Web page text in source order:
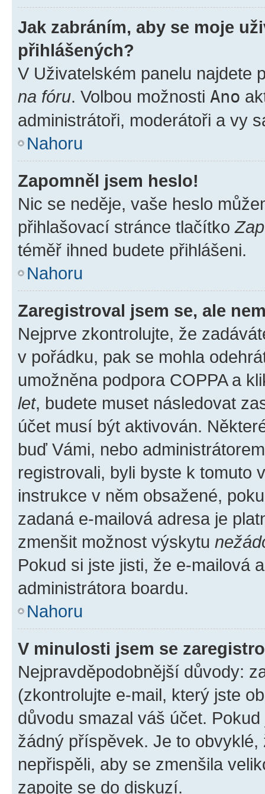
Jak zabráním, aby se moje
přihlášených?
V Uživatelském panelu najdete
na fóru. Volbou možnosti Ano
administrátoři, moderátoři a vy
Nahoru
Zapomněl jsem heslo!
Nic se neděje, vaše heslo
přihlašovací stránce tlačítko
téměř ihned budete přihlášeni.
Nahoru
Zaregistroval jsem se, ale
Nejprve zkontrolujte, že
v pořádku, pak se mohla
umožněna podpora COPPA a
let, budete muset následovat
účet musí být aktivován.
buď Vámi, nebo
registrovali, byli byste k tomuto
instrukce v něm obsažené,
zadaná e-mailová adresa je
zmenšit možnost výskytu
Pokud si jste jisti, že e-mailová
administrátora boardu.
Nahoru
V minulosti jsem se
Nejpravděpodobnější důvody:
(zkontrolujte e-mail, který jste
důvodu smazal váš účet.
žádný příspěvek. Je to
nepřispěli, aby se zmenšila
zapojte se do diskuzí.